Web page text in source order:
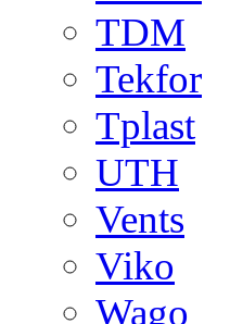
TDM
Tekfor
Tplast
UTH
Vents
Viko
Wago